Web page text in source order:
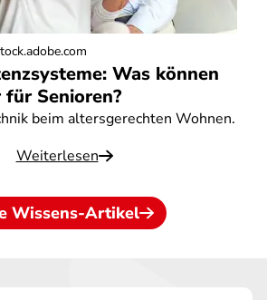
Was können
Senioren?
beim altersgerechten Wohnen.
Weiterlesen
Wissens-Artikel